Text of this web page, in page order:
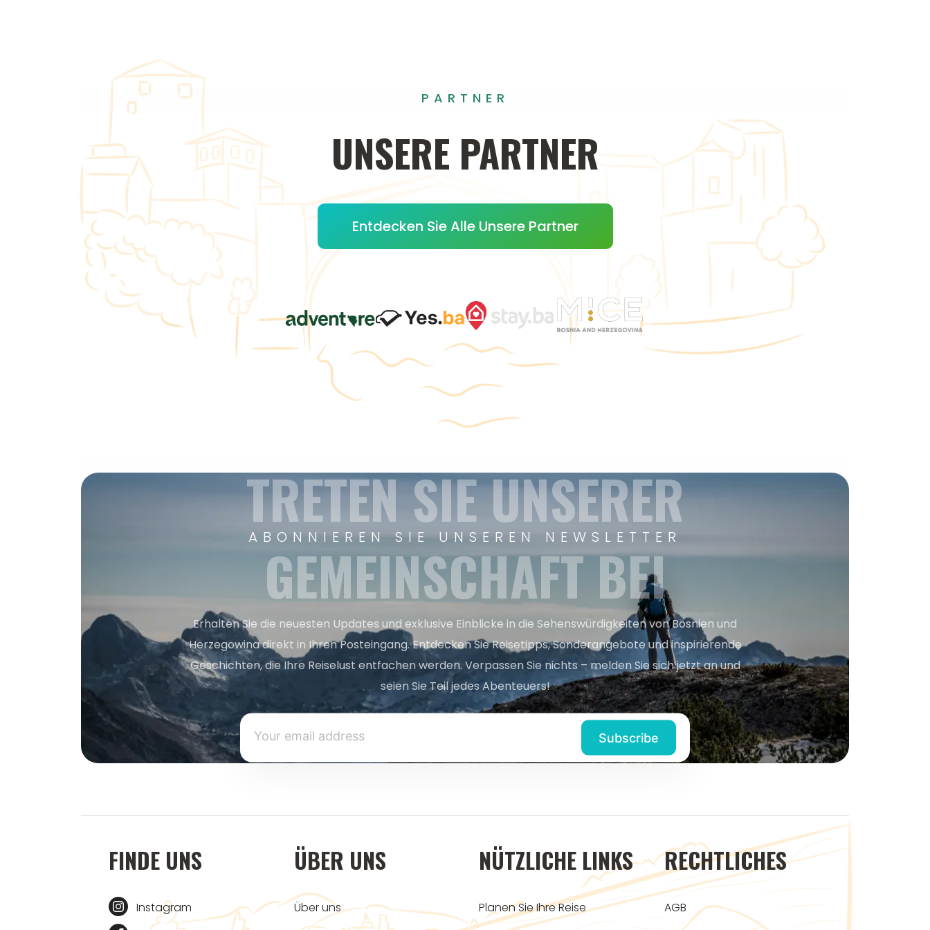
PARTNER
UNSERE PARTNER
Entdecken Sie Alle Unsere Partner
ABONNIEREN SIE UNSEREN NEWSLETTER
TRETEN SIE UNSERER
GEMEINSCHAFT BEI
Erhalten Sie die neuesten Updates und exklusive Einblicke in die Sehenswürdigkeiten von Bosnien und
Herzegowina direkt in Ihren Posteingang. Entdecken Sie Reisetipps, Sonderangebote und inspirierende
Geschichten, die Ihre Reiselust entfachen werden. Verpassen Sie nichts – melden Sie sich jetzt an und
seien Sie Teil jedes Abenteuers!
FINDE UNS
Instagram
ÜBER UNS
Über uns
NÜTZLICHE LINKS
Planen Sie Ihre Reise
RECHTLICHES
AGB